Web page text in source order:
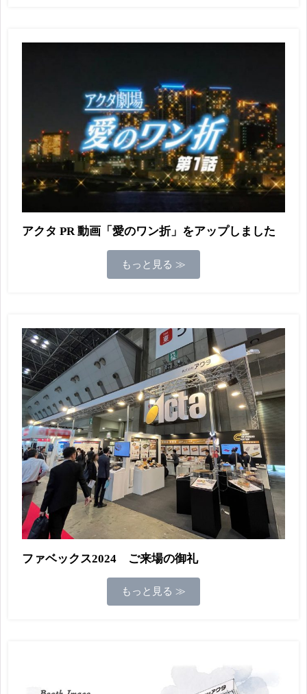
アクタ PR 動画「愛のワン折」をアップしました
もっと見る ≫
ファベックス2024 ご来場の御礼
もっと見る ≫